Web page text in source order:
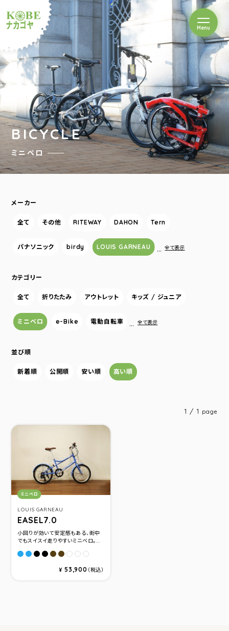
ルショップナカゴヤ
Menuを開閉
BICYCLE
ミニベロ
メーカー
全て その他 RITEWAY DAHON Tern
パナソニック birdy LOUIS GARNEAU … 全て表示
カテゴリー
全て 折りたたみ アウトレット キッズ / ジュニア
ミニベロ e-Bike 電動自転車 … 全て表示
並び順
新着順 公開順 安い順 高い順
1 / 1 page
LOUIS GARNEAU
EASEL7.0
カテゴリ：
ミニベロ
小回りが効いて安定感もある、街中
でもスイスイ走りやすいミニベロ。...
MATTE PLASTER BLUE(サイズ370)
MATTE PLASTER BLUE(サイズ410)
MATTE LG BLACK(サイズ370)
MATTE LG BLACK(サイズ410)
PEAT(サイズ370)
PEAT(サイズ410)
LG PEARL WHITE(サイズ370)
LG PEARL WHITE(サイズ410)
LG PEARL WHITE(サイズ450)
¥ 53,900 （税込）